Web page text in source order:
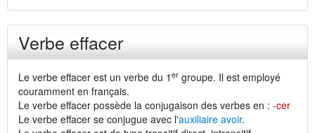
Verbe effacer
Le verbe effacer est un verbe du 1 er groupe. Il est employé
couramment en français.
Le verbe effacer possède la conjugaison des verbes en : -cer
Le verbe effacer se conjugue avec l'auxiliaire avoir.